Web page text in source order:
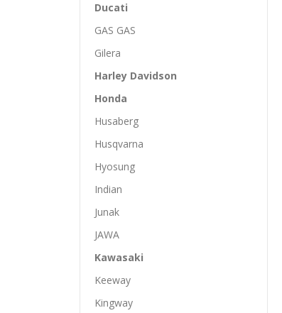
Ducati
GAS GAS
Gilera
Harley Davidson
Honda
Husaberg
Husqvarna
Hyosung
Indian
Junak
JAWA
Kawasaki
Keeway
Kingway